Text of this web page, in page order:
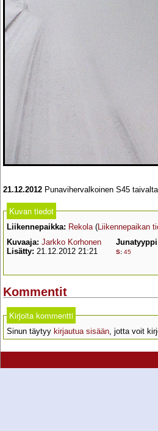
21.12.2012 Punavihervalkoinen S45
Kuvan tiedot
Liikennepaikka: Rekola(Liikennepaikan
Kuvaaja: Jarkko Korhonen
Lisätty: 21.12.2012 21:21
Junatyyppi
S: 45
Kommentit
Kirjoita kommentti
Sinun täytyy kirjautua sisään, jotta voit